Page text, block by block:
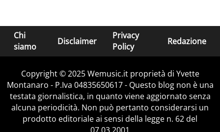
Chi
siamo
Disclaimer
Privacy
Policy
Redazione
Copyright © 2025 Wemusic.it proprietà di Yvette
Montanaro - P.Iva 04835650617 - Questo blog non è una
testata giornalistica, in quanto viene aggiornato senza
alcuna periodicità. Non può pertanto considerarsi un
prodotto editoriale ai sensi della legge n. 62 del